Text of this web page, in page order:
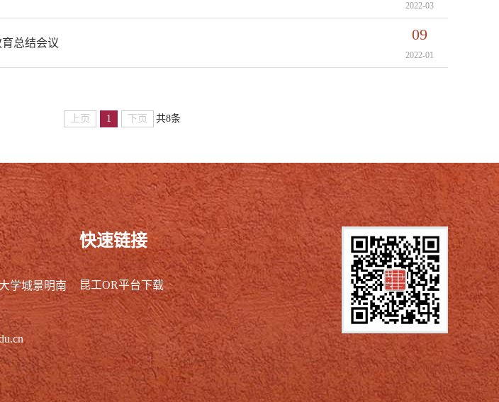
2022-03
总结会议 09
2022-01
上页 1 下页 共8条
学城景明南
快速链接
昆工OR平台下载